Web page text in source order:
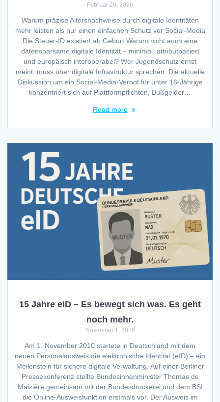
Februar 26, 2026
Warum präzise Altersnachweise durch digitale Identitäten
mehr leisten als nur einen einfachen Schutz vor Social-Media
Die Steuer-ID existiert ab Geburt.Warum nicht auch eine
datensparsame digitale Identität – minimal, attributbasiert
und europäisch interoperabel? Wer Jugendschutz ernst
meint, muss über digitale Infrastruktur sprechen. Die aktuelle
Diskussion um ein Social-Media-Verbot für unter 16-Jährige
konzentriert sich auf Plattformpflichten, Bußgelder…
Read more
15 Jahre eID – Es bewegt sich was. Es geht
noch mehr.
November 1, 2025
Am 1. November 2010 startete in Deutschland mit dem
neuen Personalausweis die elektronische Identität (eID) – ein
Meilenstein für sichere digitale Verwaltung. Auf einer Berliner
Pressekonferenz stellte Bundesinnenminister Thomas de
Maizière gemeinsam mit der Bundesdruckerei und dem BSI
die Online-Ausweisfunktion erstmals vor. Der Ausweis im